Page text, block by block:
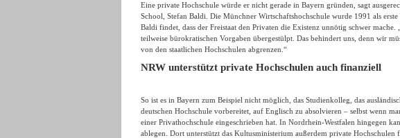
Eine private Hochschule würde er nicht gerade in Bayern gründen, sagt
School, Stefan Baldi. Die Münchner Wirtschaftshochschule wurde 1991 als
Baldi findet, dass der Freistaat den Privaten die Existenz unnötig schwer mache.
teilweise bürokratischen Vorgaben übergestülpt. Das behindert uns, denn wir
von den staatlichen Hochschulen abgrenzen.“
NRW unterstützt private Hochschulen auch finanziell
So ist es in Bayern zum Beispiel nicht möglich, das Studienkolleg, das
deutschen Hochschule vorbereitet, auf Englisch zu absolvieren – selbst wenn
einer Privathochschule eingeschrieben hat. In Nordrhein-Westfalen hingegen
ablegen. Dort unterstützt das Kultusministerium außerdem private Hochschulen